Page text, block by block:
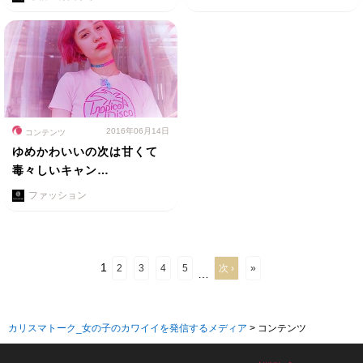
コンテンツ 2016年06月14日
ゆめかわいいの次は甘くて
毒々しいキャン…
ファッション
1 2 3 4 5 次 › »
カリスマトーク_女の子のカワイイを発信するメディア > コンテンツ